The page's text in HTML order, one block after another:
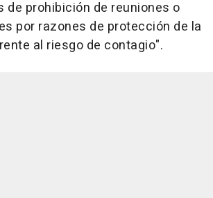
de prohibición de reuniones o
por razones de protección de la
al riesgo de contagio".